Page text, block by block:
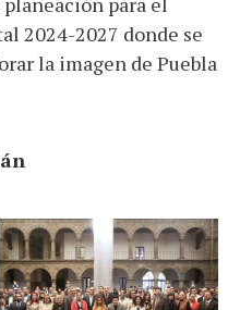
2024-2027 donde se
la imagen de Puebla